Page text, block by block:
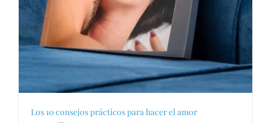
Los 10 consejos prácticos para hacer el amor